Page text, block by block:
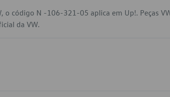
o código N -106-321-05 aplica em Up!. Peças
da VW.